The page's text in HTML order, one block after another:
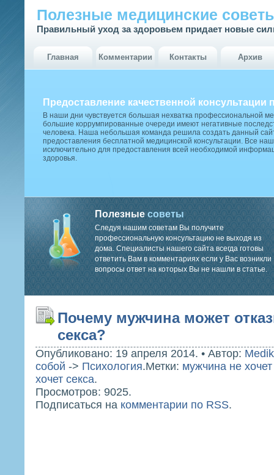
Полезные медицинские
Правильный уход за здоровьем придает новые
Главная Комментарии Контакты Архив
Предоставление качественной консультации
В наши дни чувствуется большая нехватка профессиональной
большие коррумпированные очереди имеют негативные
человека. Наша небольшая команда решила создать данный
предоставления бесплатной медицинской консультации. Все
исключительно для предоставления всей необходимой
здоровья.
Полезныесоветы
Следуя нашим советам Вы получите
профессиональную консультацию не выходя из
дома. Специалисты нашего сайта всегда готовы
ответить Вам в комментариях если у Вас возникли
вопросы ответ на которых Вы не нашли в статье.
Почему мужчина может
секса?
Опубликовано: 19 апреля 2014. • Автор: Medik
собой -> Психология.Метки: мужчина не хочет
хочет секса.
Просмотров: 9025.
Подписаться на комментарии по RSS.